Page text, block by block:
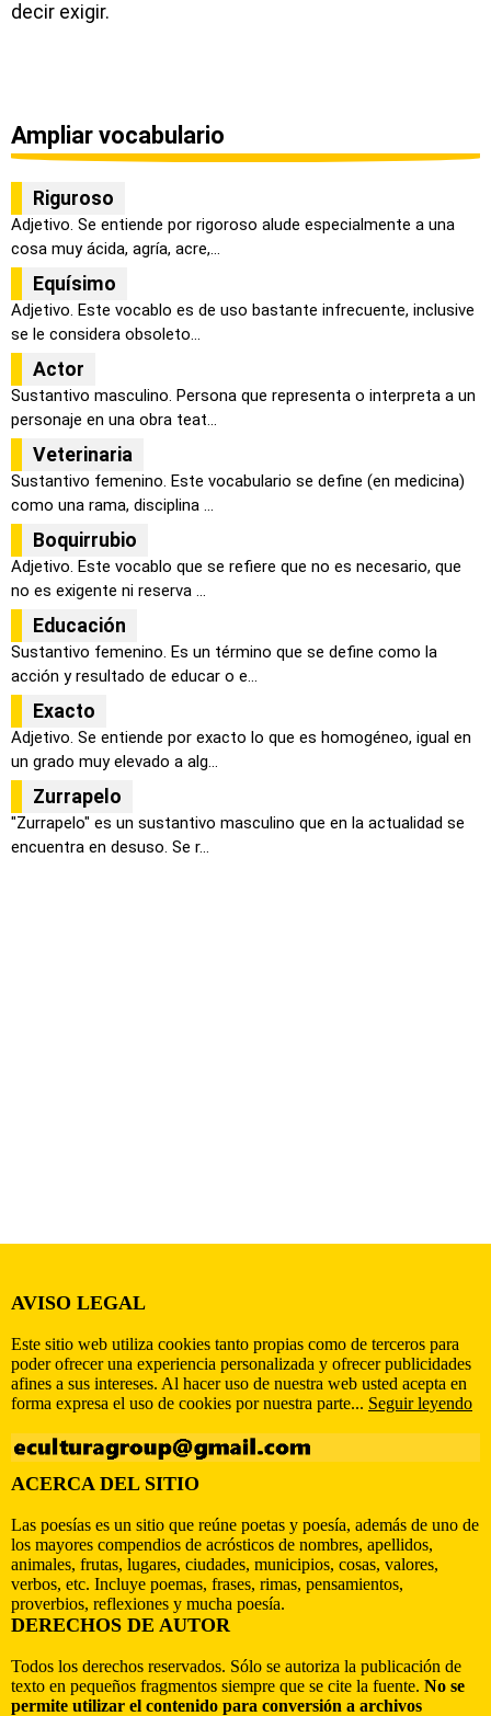
decir exigir.
Ampliar vocabulario
Riguroso
Adjetivo. Se entiende por rigoroso alude especialmente a una
cosa muy ácida, agría, acre,...
Equísimo
Adjetivo. Este vocablo es de uso bastante infrecuente, inclusive
se le considera obsoleto...
Actor
Sustantivo masculino. Persona que representa o interpreta a un
personaje en una obra teat...
Veterinaria
Sustantivo femenino. Este vocabulario se define (en medicina)
como una rama, disciplina ...
Boquirrubio
Adjetivo. Este vocablo que se refiere que no es necesario, que
no es exigente ni reserva ...
Educación
Sustantivo femenino. Es un término que se define como la
acción y resultado de educar o e...
Exacto
Adjetivo. Se entiende por exacto lo que es homogéneo, igual en
un grado muy elevado a alg...
Zurrapelo
"Zurrapelo" es un sustantivo masculino que en la actualidad se
encuentra en desuso. Se r...
AVISO LEGAL
Este sitio web utiliza cookies tanto propias como de terceros para
poder ofrecer una experiencia personalizada y ofrecer publicidades
afines a sus intereses. Al hacer uso de nuestra web usted acepta en
forma expresa el uso de cookies por nuestra parte... Seguir leyendo
ACERCA DEL SITIO
Las poesías es un sitio que reúne poetas y poesía, además de uno de
los mayores compendios de acrósticos de nombres, apellidos,
animales, frutas, lugares, ciudades, municipios, cosas, valores,
verbos, etc. Incluye poemas, frases, rimas, pensamientos,
proverbios, reflexiones y mucha poesía.
DERECHOS DE AUTOR
Todos los derechos reservados. Sólo se autoriza la publicación de
texto en pequeños fragmentos siempre que se cite la fuente. No se
permite utilizar el contenido para conversión a archivos